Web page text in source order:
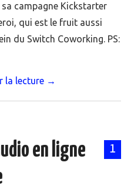
campagne Kickstarter
qui est le fruit aussi
du Switch Coworking. PS:
la lecture →
1
en ligne